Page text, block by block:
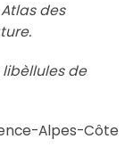
Atlas des
libèllules de
Alpes-Côte